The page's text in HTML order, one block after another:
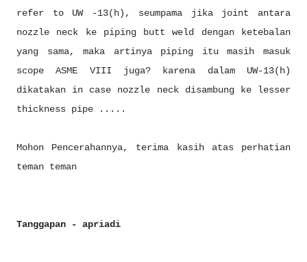
refer to UW -13(h), seumpama jika joint antara
nozzle neck ke piping butt weld dengan ketebalan
yang sama, maka artinya piping itu masih masuk
scope ASME VIII juga? karena dalam UW-13(h)
dikatakan in case nozzle neck disambung ke lesser
thickness pipe .....
Mohon Pencerahannya, terima kasih atas perhatian
teman teman
Tanggapan - apriadi